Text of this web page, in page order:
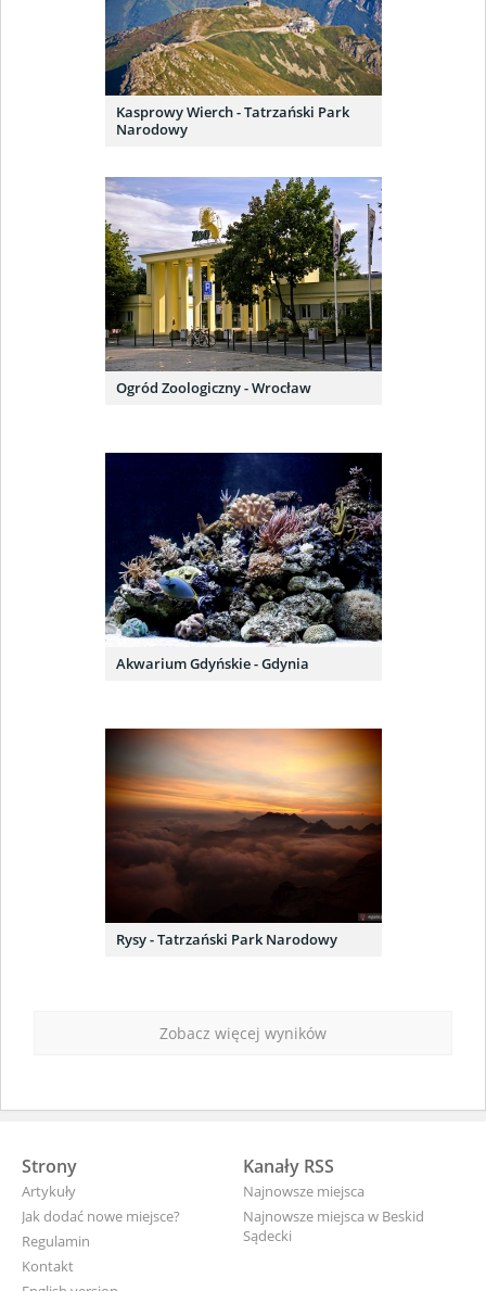
Kasprowy Wierch - Tatrzański Park
Narodowy
Ogród Zoologiczny - Wrocław
Akwarium Gdyńskie - Gdynia
Rysy - Tatrzański Park Narodowy
Zobacz więcej wyników
Strony
Artykuły
Jak dodać nowe miejsce?
Regulamin
Kontakt
Kanały RSS
Najnowsze miejsca
Najnowsze miejsca w Beskid
Sądecki